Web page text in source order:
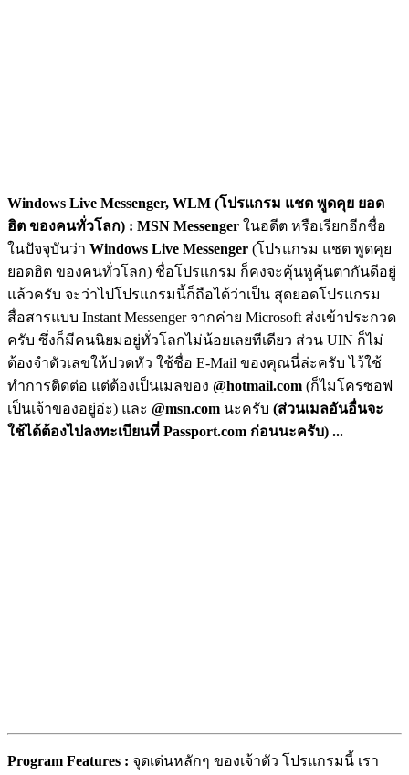
Windows Live Messenger, WLM (โปรแกรม แชต พูดคุย ยอด
ฮิต ของคนทั่วโลก) : MSN Messenger ในอดีต หรือเรียกอีกชื่อ
ในปัจจุบันว่า Windows Live Messenger (โปรแกรม แชต พูดคุย
ยอดฮิต ของคนทั่วโลก) ชื่อโปรแกรม ก็คงจะคุ้นหูคุ้นตากันดีอยู่
แล้วครับ จะว่าไปโปรแกรมนี้ก็ถือได้ว่าเป็น สุดยอดโปรแกรม
สื่อสารแบบ Instant Messenger จากค่าย Microsoft ส่งเข้าประกวด
ครับ ซึ่งก็มีคนนิยมอยู่ทั่วโลกไม่น้อยเลยทีเดียว ส่วน UIN ก็ไม่
ต้องจำตัวเลขให้ปวดหัว ใช้ชื่อ E-Mail ของคุณนี่ล่ะครับ ไว้ใช้
ทำการติดต่อ แต่ต้องเป็นเมลของ @hotmail.com (ก็ไมโครซอฟ
เป็นเจ้าของอยู่อ่ะ) และ @msn.com นะครับ (ส่วนเมลอันอื่นจะ
ใช้ได้ต้องไปลงทะเบียนที่ Passport.com ก่อนนะครับ) ...
Program Features : จุดเด่นหลักๆ ของเจ้าตัว โปรแกรมนี้ เรา